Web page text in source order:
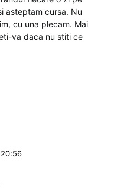
asteptam cursa. Nu
cu una plecam. Mai
va daca nu stiti ce